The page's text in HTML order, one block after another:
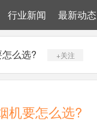
行业新闻 最新动态
怎么选? +关注
机要怎么选?